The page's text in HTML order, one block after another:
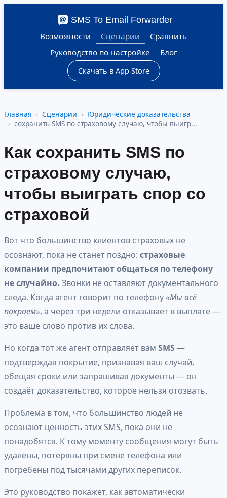
SMS To Email Forwarder
Возможности
Сценарии
Сравнить
Руководство по настройке
Блог
Скачать в App Store
Главная Сценарии
Юридические доказательства
сохранить SMS по страховому случаю, чтобы выигр...
Как сохранить SMS по
страховому случаю,
чтобы выиграть спор со
страховой
Вот что большинство клиентов страховых не
осознают, пока не станет поздно: страховые
компании предпочитают общаться по телефону
не случайно. Звонки не оставляют документального
следа. Когда агент говорит по телефону«Мы всё
покроем», а через три недели отказывает в выплате —
это ваше слово против их слова.
Но когда тот же агент отправляет вам SMS —
подтверждая покрытие, признавая ваш случай,
обещая сроки или запрашивая документы — он
создаёт доказательство, которое нельзя отозвать.
Проблема в том, что большинство людей не
осознают ценность этих SMS, пока они не
понадобятся. К тому моменту сообщения могут быть
удалены, потеряны при смене телефона или
погребены под тысячами других переписок.
Это руководство покажет, как автоматически